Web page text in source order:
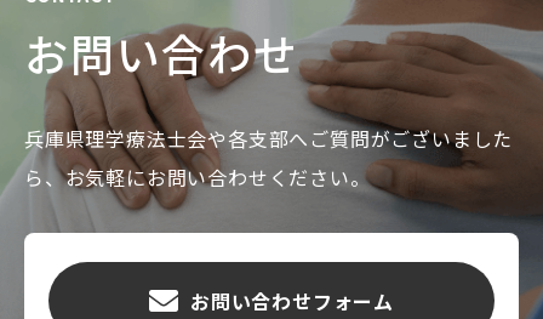
お問い合わせ
兵庫県理学療法士会や各支部へご質問がございました
ら、お気軽にお問い合わせください。
お問い合わせフォーム